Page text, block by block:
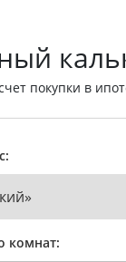
покупки в
комнат: